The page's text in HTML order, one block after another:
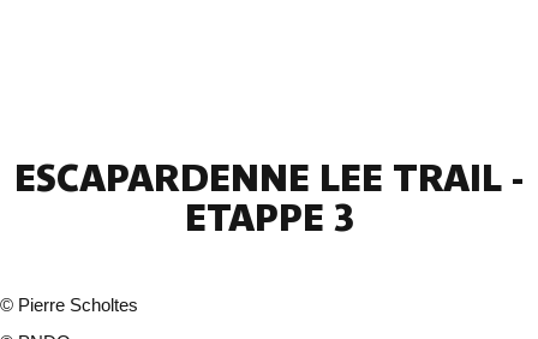
ESCAPARDENNE LEE TRAIL -
ETAPPE 3
© Pierre Scholtes